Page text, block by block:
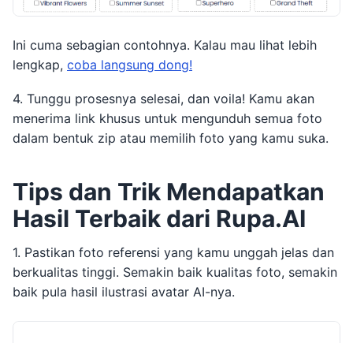
Ini cuma sebagian contohnya. Kalau mau lihat lebih
lengkap, coba langsung dong!
4. Tunggu prosesnya selesai, dan voila! Kamu akan
menerima link khusus untuk mengunduh semua foto
dalam bentuk zip atau memilih foto yang kamu suka.
Tips dan Trik Mendapatkan
Hasil Terbaik dari Rupa.AI
1. Pastikan foto referensi yang kamu unggah jelas dan
berkualitas tinggi. Semakin baik kualitas foto, semakin
baik pula hasil ilustrasi avatar AI-nya.